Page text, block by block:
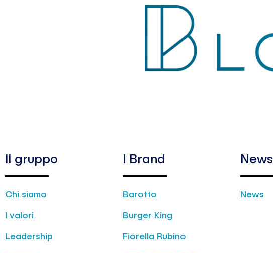
Il gruppo
Chi siamo
I valori
Leadership
I Brand
Barotto
Burger King
Fiorella Rubino
News
News